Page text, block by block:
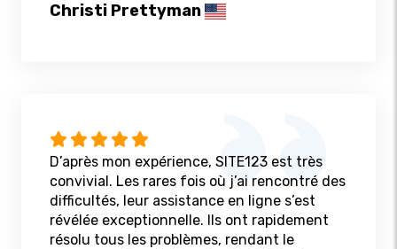
Christi Prettyman
D’après mon expérience, SITE123 est très
convivial. Les rares fois où j’ai rencontré des
difficultés, leur assistance en ligne s’est
révélée exceptionnelle. Ils ont rapidement
résolu tous les problèmes, rendant le